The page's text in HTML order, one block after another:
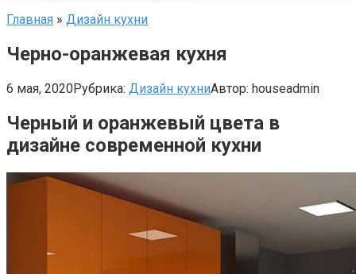
Главная » Дизайн кухни
Черно-оранжевая кухня
6 мая, 2020Рубрика: Дизайн кухниАвтор: houseadmin
Черный и оранжевый цвета в
дизайне современной кухни